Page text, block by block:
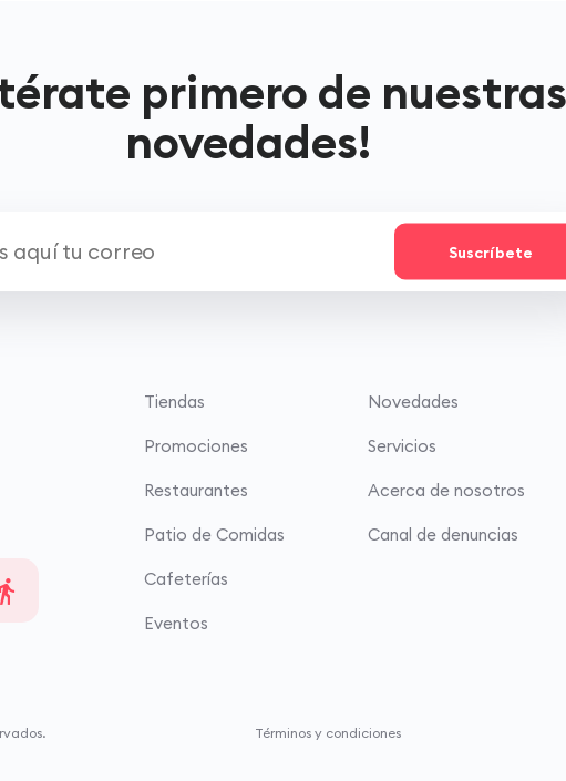
primero de nuestras
novedades!
Suscríbete
Tiendas
Promociones
Restaurantes
Patio de Comidas
Cafeterías
Eventos
Novedades
Servicios
Acerca de nosotros
Canal de denuncias
Términos y condiciones